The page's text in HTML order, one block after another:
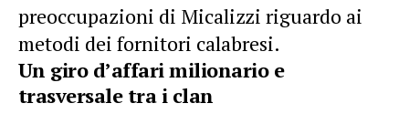
preoccupazioni di Micalizzi riguardo ai
metodi dei fornitori calabresi.
Un giro d’affari milionario e
trasversale tra i clan